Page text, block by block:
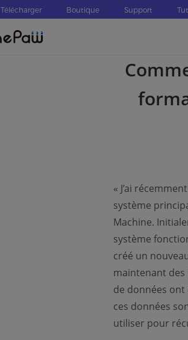
Télécharger Boutique Support
« J’ai
système
Machine.
système
créé un
maintenant des
de données
ces données
utiliser pour